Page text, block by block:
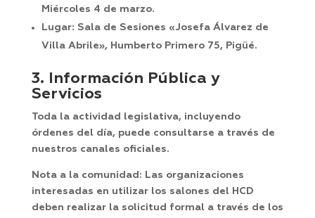
Miércoles 4 de marzo.
Lugar: Sala de Sesiones «Josefa Álvarez de
Villa Abrile», Humberto Primero 75, Pigüé.
3. Información Pública y
Servicios
Toda la actividad legislativa, incluyendo
órdenes del día, puede consultarse a través de
nuestros canales oficiales.
Nota a la comunidad: Las organizaciones
interesadas en utilizar los salones del HCD
deben realizar la solicitud formal a través de los